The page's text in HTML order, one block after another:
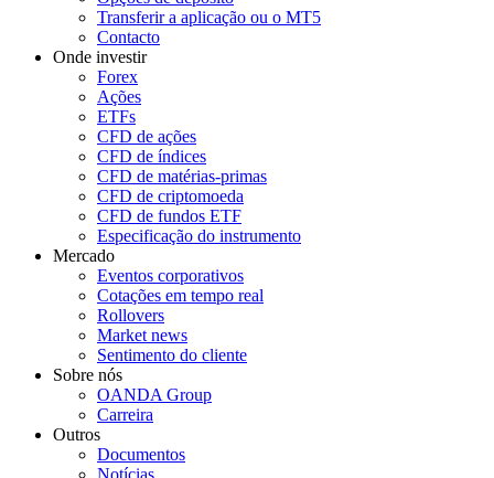
Transferir a aplicação ou o MT5
Contacto
Onde investir
Forex
Ações
ETFs
CFD de ações
CFD de índices
CFD de matérias-primas
CFD de criptomoeda
CFD de fundos ETF
Especificação do instrumento
Mercado
Eventos corporativos
Cotações em tempo real
Rollovers
Market news
Sentimento do cliente
Sobre nós
OANDA Group
Carreira
Outros
Documentos
Notícias